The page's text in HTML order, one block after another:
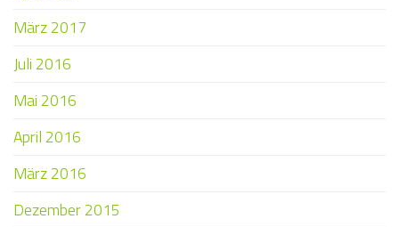
März 2017
Juli 2016
Mai 2016
April 2016
März 2016
Dezember 2015